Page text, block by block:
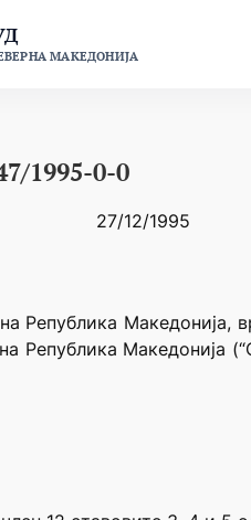
МАКЕДОНИЈА
1995-0-0
27/12/1995
Република Македонија,
Република Македонија